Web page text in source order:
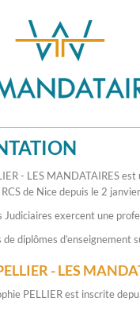
- LES MANDATAIRES
de Nice depuis le 2
Judiciaires exercent une
diplômes d’enseignement
- LES
PELLIER est inscrite